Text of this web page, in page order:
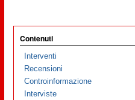
Contenuti
Interventi
Recensioni
Controinformazione
Interviste